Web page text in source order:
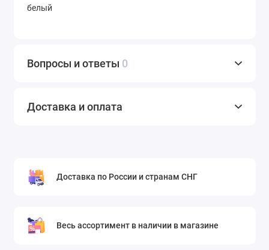
белый
Вопросы и ответы 0
Доставка и оплата
Доставка по России и странам СНГ
Весь ассортимент в наличии в магазине